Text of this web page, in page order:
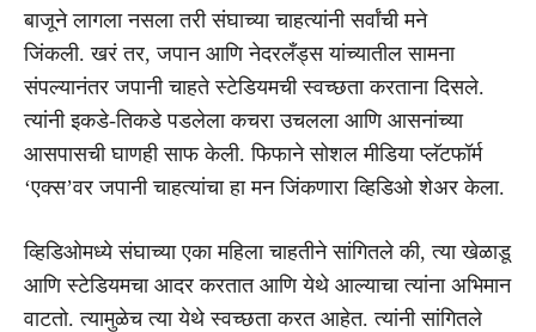
बाजूने लागला नसला तरी संघाच्या चाहत्यांनी सर्वांची मने
जिंकली. खरं तर, जपान आणि नेदरलँड्स यांच्यातील सामना
संपल्यानंतर जपानी चाहते स्टेडियमची स्वच्छता करताना दिसले.
त्यांनी इकडे-तिकडे पडलेला कचरा उचलला आणि आसनांच्या
आसपासची घाणही साफ केली. फिफाने सोशल मीडिया प्लॅटफॉर्म
‘एक्स’वर जपानी चाहत्यांचा हा मन जिंकणारा व्हिडिओ शेअर केला.
व्हिडिओमध्ये संघाच्या एका महिला चाहतीने सांगितले की, त्या खेळाडू
आणि स्टेडियमचा आदर करतात आणि येथे आल्याचा त्यांना अभिमान
वाटतो. त्यामुळेच त्या येथे स्वच्छता करत आहेत. त्यांनी सांगितले